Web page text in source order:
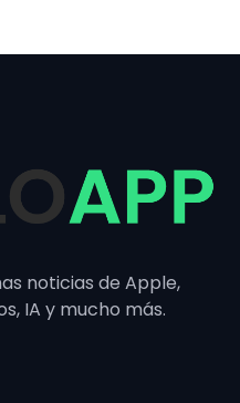
noticias de Apple,
IA y mucho más.